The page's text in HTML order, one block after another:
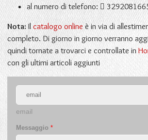
al numero di telefono:
Nota:Il catalogo onlineè in via di
completo. Di giorno in giorno verranno
quindi tornate a trovarci e controllate in
con gli ultimi articoli aggiunti
email
Messaggio *